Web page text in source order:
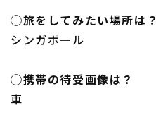
◯旅をしてみたい場所は？
シンガポール
◯携帯の待受画像は？
車